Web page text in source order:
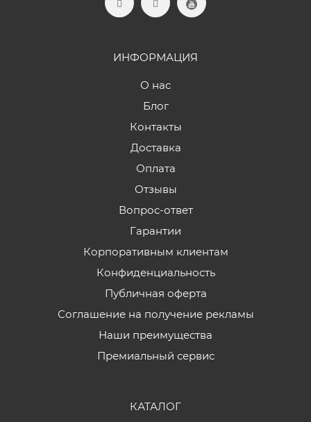
ИНФОРМАЦИЯ
О нас
Блог
Контакты
Доставка
Оплата
Отзывы
Вопрос-ответ
Гарантии
Корпоративным клиентам
Конфиденциальность
Публичная оферта
Соглашение на получение рекламы
Наши преимущества
Премиальный сервис
КАТАЛОГ